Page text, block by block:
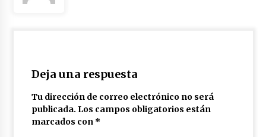
Deja una respuesta
Tu dirección de correo electrónico no será
publicada. Los campos obligatorios están
marcados con *